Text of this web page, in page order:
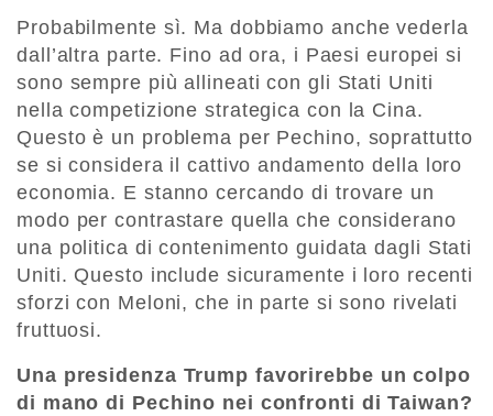
Probabilmente sì. Ma dobbiamo anche vederla
dall’altra parte. Fino ad ora, i Paesi europei si
sono sempre più allineati con gli Stati Uniti
nella competizione strategica con la Cina.
Questo è un problema per Pechino, soprattutto
se si considera il cattivo andamento della loro
economia. E stanno cercando di trovare un
modo per contrastare quella che considerano
una politica di contenimento guidata dagli Stati
Uniti. Questo include sicuramente i loro recenti
sforzi con Meloni, che in parte si sono rivelati
fruttuosi.
Una presidenza Trump favorirebbe un colpo
di mano di Pechino nei confronti di Taiwan?